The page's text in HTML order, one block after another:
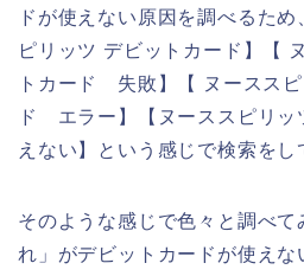
ドが使えない原因を調べるた
ピリッツ デビットカード】【
トカード 失敗】【 ヌースス
ド エラー】【ヌーススピリ
えない】という感じで検索をし
そのような感じで色々と調べて
れ」がデビットカードが使えな